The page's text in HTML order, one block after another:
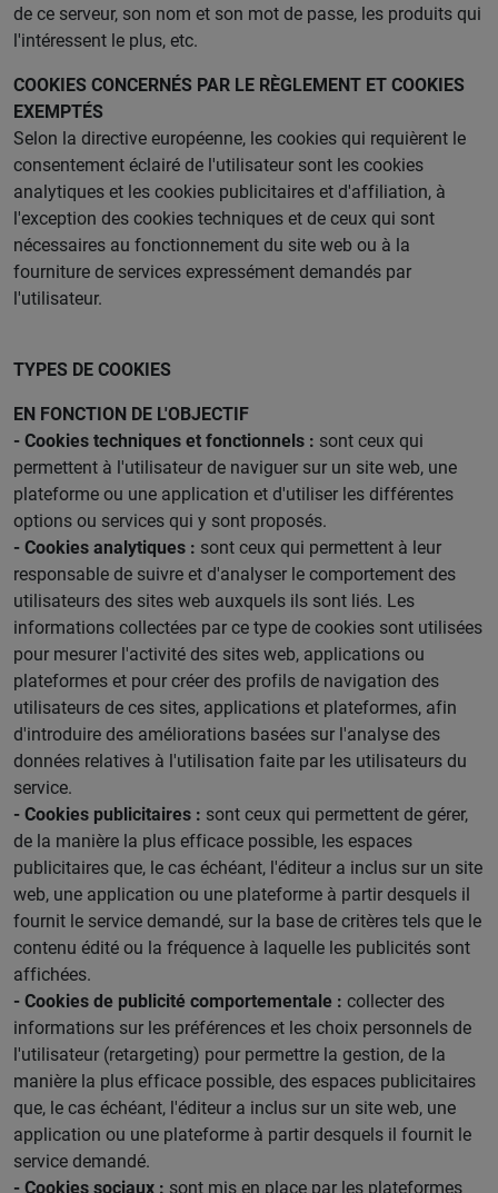
de ce serveur, son nom et son mot de passe, les produits qui
l'intéressent le plus, etc.
COOKIES CONCERNÉS PAR LE RÈGLEMENT ET COOKIES
EXEMPTÉS
Selon la directive européenne, les cookies qui requièrent le
consentement éclairé de l'utilisateur sont les cookies
analytiques et les cookies publicitaires et d'affiliation, à
l'exception des cookies techniques et de ceux qui sont
nécessaires au fonctionnement du site web ou à la
fourniture de services expressément demandés par
l'utilisateur.
TYPES DE COOKIES
EN FONCTION DE L'OBJECTIF
- Cookies techniques et fonctionnels : sont ceux qui
permettent à l'utilisateur de naviguer sur un site web, une
plateforme ou une application et d'utiliser les différentes
options ou services qui y sont proposés.
- Cookies analytiques : sont ceux qui permettent à leur
responsable de suivre et d'analyser le comportement des
utilisateurs des sites web auxquels ils sont liés. Les
informations collectées par ce type de cookies sont utilisées
pour mesurer l'activité des sites web, applications ou
plateformes et pour créer des profils de navigation des
utilisateurs de ces sites, applications et plateformes, afin
d'introduire des améliorations basées sur l'analyse des
données relatives à l'utilisation faite par les utilisateurs du
service.
- Cookies publicitaires : sont ceux qui permettent de gérer,
de la manière la plus efficace possible, les espaces
publicitaires que, le cas échéant, l'éditeur a inclus sur un site
web, une application ou une plateforme à partir desquels il
fournit le service demandé, sur la base de critères tels que le
contenu édité ou la fréquence à laquelle les publicités sont
affichées.
- Cookies de publicité comportementale : collecter des
informations sur les préférences et les choix personnels de
l'utilisateur (retargeting) pour permettre la gestion, de la
manière la plus efficace possible, des espaces publicitaires
que, le cas échéant, l'éditeur a inclus sur un site web, une
application ou une plateforme à partir desquels il fournit le
service demandé.
- Cookies sociaux : sont mis en place par les plateformes